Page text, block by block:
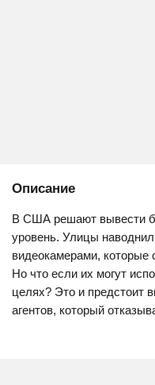
Описание
В США решают вывести
уровень. Улицы
видеокамерами,
Но что если их могут
целях? Это и предстоит
агентов, который